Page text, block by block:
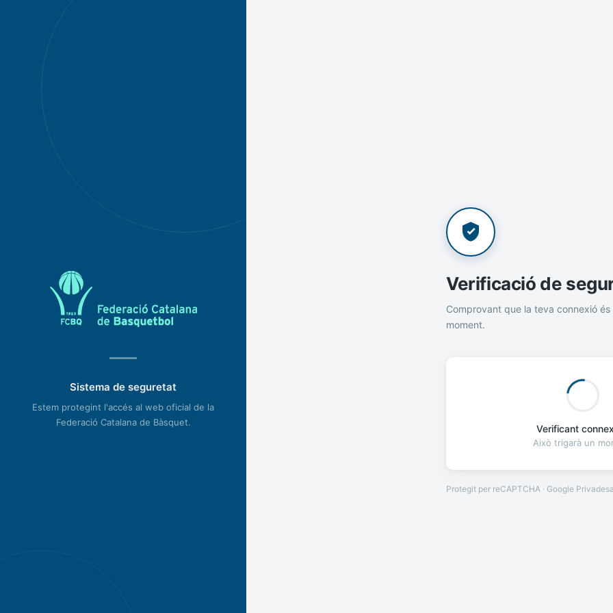
Sistema de seguretat
Estem protegint l'accés al web oficial de la
Federació Catalana de Bàsquet.
Verificació de
Comprovant que la teva connexió és
moment.
Verificant
Això trigarà un
Protegit per reCAPTCHA · Google Privadesa